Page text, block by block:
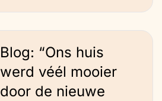
Blog: “Ons huis
werd véél mooier
door de nieuwe